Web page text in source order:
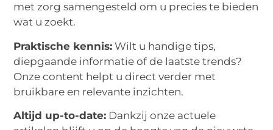
met zorg samengesteld om u precies te bieden
wat u zoekt.
Praktische kennis: Wilt u handige tips,
diepgaande informatie of de laatste trends?
Onze content helpt u direct verder met
bruikbare en relevante inzichten.
Altijd up-to-date: Dankzij onze actuele